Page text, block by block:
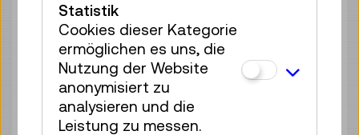
So 09.08. 15:00
15:40
Reservierung Kinderbereich
35 Plätze frei
€ 2,50
So 09.08. 16:00–16:40
Statistik
Cookies dieser Kategorie
ermöglichen es uns, die
Nutzung der Website
anonymisiert zu
analysieren und die
Leistung zu messen.